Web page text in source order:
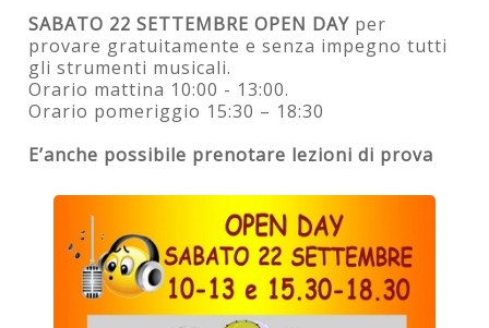
SABATO 22 SETTEMBRE OPEN DAY per
provare gratuitamente e senza impegno tutti
gli strumenti musicali.
Orario mattina 10:00 - 13:00.
Orario pomeriggio 15:30 – 18:30
E’anche possibile prenotare lezioni di prova